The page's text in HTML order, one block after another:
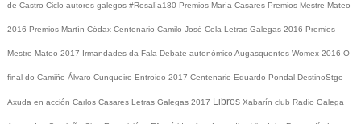
de Castro Ciclo autores galegos #Rosalía180 Premios María Casares Premios Mestre Mateo
2016 Premios Martín Códax Centenario Camilo José Cela Letras Galegas 2016 Premios
Mestre Mateo 2017 Irmandades da Fala Debate autonómico Augasquentes Womex 2016 O
final do Camiño Álvaro Cunqueiro Entroido 2017 Centenario Eduardo Pondal DestinoStgo
Axuda en acción Carlos Casares Letras Galegas 2017 Libros Xabarín club Radio Galega